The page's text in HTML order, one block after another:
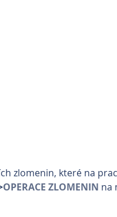
zlomenin, které na
OPERACE ZLOMENIN na